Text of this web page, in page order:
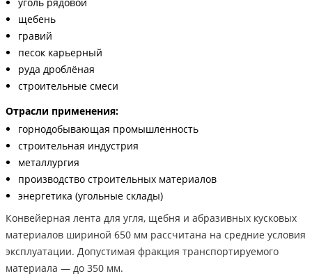
уголь рядовой
щебень
гравий
песок карьерный
руда дроблёная
строительные смеси
Отрасли применения:
горнодобывающая промышленность
строительная индустрия
металлургия
производство строительных материалов
энергетика (угольные склады)
Конвейерная лента для угля, щебня и абразивных кусковых
материалов шириной 650 мм рассчитана на средние условия
эксплуатации. Допустимая фракция транспортируемого
материала — до 350 мм.